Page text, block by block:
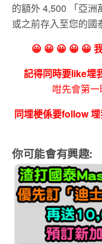
的額外 4,500 「亞洲
或之前存入至您的國
😀 😀 😀 😀 😀
記得同時要like埋
咁先會第
同埋梗係要follow
你可能會有興趣: